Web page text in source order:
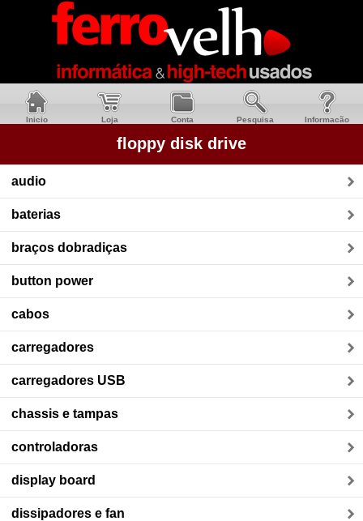
Inicio Loja Conta Pesquisa Informacão
floppy disk drive
audio
baterias
braços dobradiças
button power
cabos
carregadores
carregadores USB
chassis e tampas
controladoras
display board
dissipadores e fan